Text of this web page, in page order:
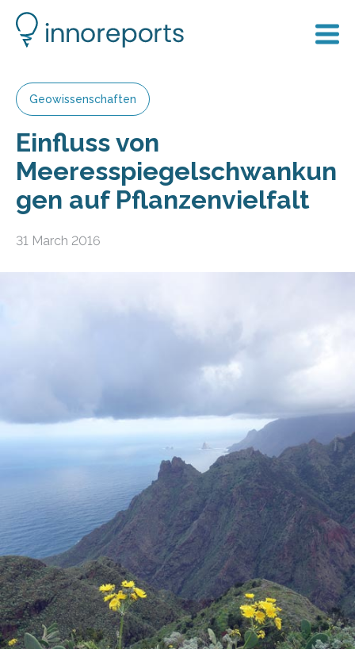
Geowissenschaften
Einfluss von
Meeresspiegelschwankun
gen auf Pflanzenvielfalt
31 March 2016